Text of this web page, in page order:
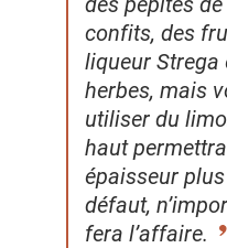
confits, des
liqueur Strega
herbes, mais
utiliser du
haut
épaisseur
défaut,
fera l’affaire.